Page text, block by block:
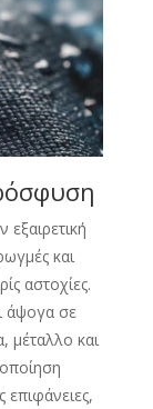
και
αστοχίες.
άψογα σε
και